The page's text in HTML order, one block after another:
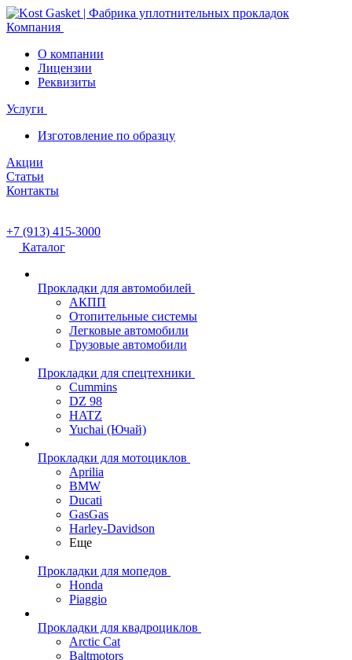
Компания
О компании
Лицензии
Реквизиты
Услуги
Изготовление по образцу
Акции
Статьи
Контакты
+7 (913) 415-3000
Каталог
Прокладки для автомобилей
АКПП
Отопительные системы
Легковые автомобили
Грузовые автомобили
Прокладки для спецтехники
Cummins
DZ 98
HATZ
Yuchai (Ючай)
Прокладки для мотоциклов
Aprilia
BMW
Ducati
GasGas
Harley-Davidson
Еще
Прокладки для мопедов
Honda
Piaggio
Прокладки для квадроциклов
Arctic Cat
Baltmotors